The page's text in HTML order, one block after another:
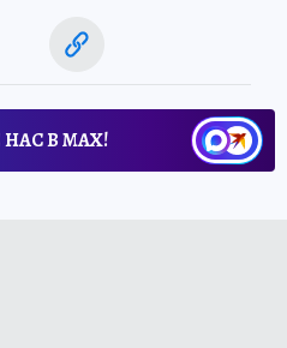
В МАХ!